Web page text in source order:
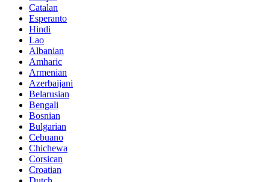
Catalan
Esperanto
Hindi
Lao
Albanian
Amharic
Armenian
Azerbaijani
Belarusian
Bengali
Bosnian
Bulgarian
Cebuano
Chichewa
Corsican
Croatian